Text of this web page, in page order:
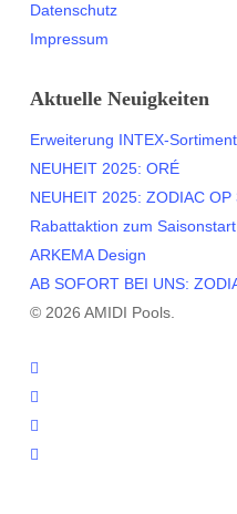
Datenschutz
Impressum
Aktuelle Neuigkeiten
Erweiterung INTEX-Sortiment
NEUHEIT 2025: ORÉ
NEUHEIT 2025: ZODIAC OP
Rabattaktion zum
ARKEMA Design
AB SOFORT BEI UNS:
© 2026 AMIDI Pools.
twitter
facebook
youtube
instagram